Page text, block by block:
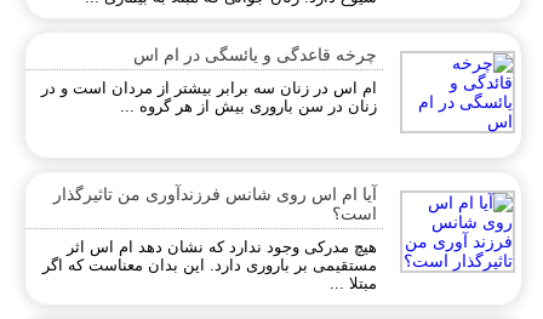
چرخه قاعدگی و یائسگی در ام اس
ام اس در زنان سه برابر بیشتر از مردان است و در
زنان در سن باروری بیش از هر گروه ...
آیا ام اس روی شانس فرزندآوری من تاثیرگذار
است؟
هیچ مدرکی وجود ندارد که نشان دهد ام اس اثر
مستقیمی بر باروری دارد. این بدان معناست که اگر
مبتلا ...